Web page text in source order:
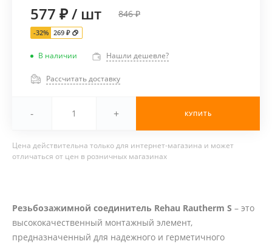
577 ₽/ шт 846 ₽
-32% 269 ₽
В наличии Нашли дешевле?
Рассчитать доставку
- + КУПИТЬ
Цена действительна только для интернет-магазина и может
отличаться от цен в розничных магазинах
Резьбозажимной соединитель Rehau Rautherm S – это
высококачественный монтажный элемент,
предназначенный для надежного и герметичного